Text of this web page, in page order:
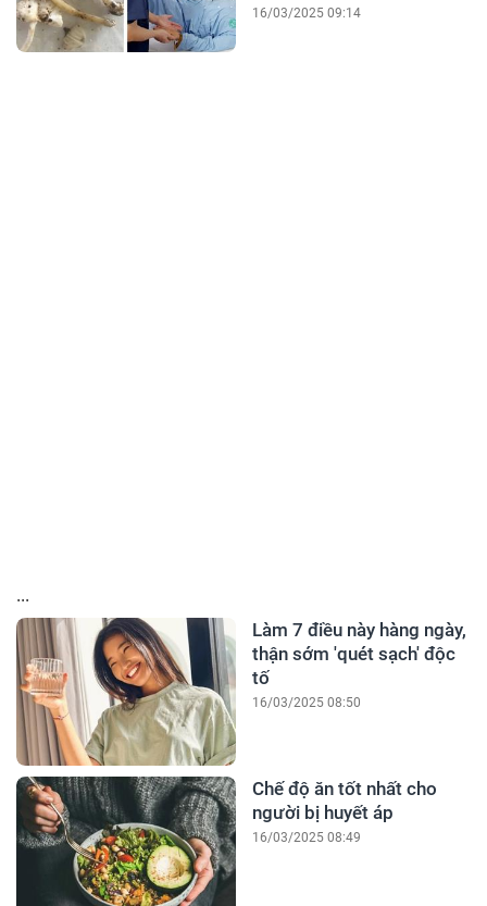
16/03/2025 09:14
...
Làm 7 điều này hàng ngày,
thận sớm 'quét sạch' độc
tố
16/03/2025 08:50
Chế độ ăn tốt nhất cho
người bị huyết áp
16/03/2025 08:49